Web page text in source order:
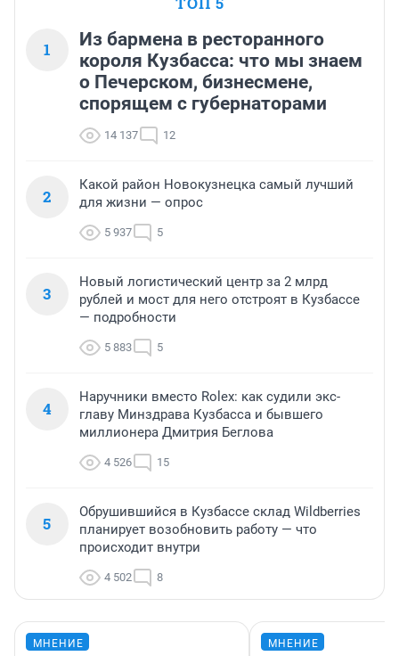
1
Из бармена в ресторанного
короля Кузбасса: что мы знаем
о Печерском, бизнесмене,
спорящем с губернаторами
14 137 12
2
Какой район Новокузнецка самый лучший
для жизни — опрос
5 937 5
3
Новый логистический центр за 2 млрд
рублей и мост для него отстроят в Кузбассе
— подробности
5 883 5
4
Наручники вместо Rolex: как судили экс-
главу Минздрава Кузбасса и бывшего
миллионера Дмитрия Беглова
4 526 15
5
Обрушившийся в Кузбассе склад Wildberries
планирует возобновить работу — что
происходит внутри
4 502 8
МНЕНИЕ МНЕНИЕ